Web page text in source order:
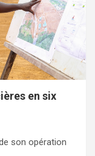
en six
son opération